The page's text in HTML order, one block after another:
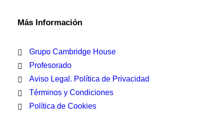
Más Información
Grupo Cambridge House
Profesorado
Aviso Legal. Política de Privacidad
Términos y Condiciones
Política de Cookies